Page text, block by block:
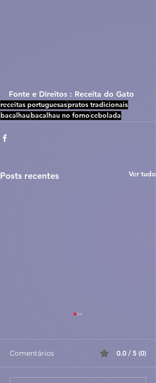
Fonte e Direitos : Receita do Gato
receitas portuguesaspratos tradicionais
bacalhau bacalhau no fornocebolada
Posts recentes Ver tudo
Comentários 0.0 / 5 (0)